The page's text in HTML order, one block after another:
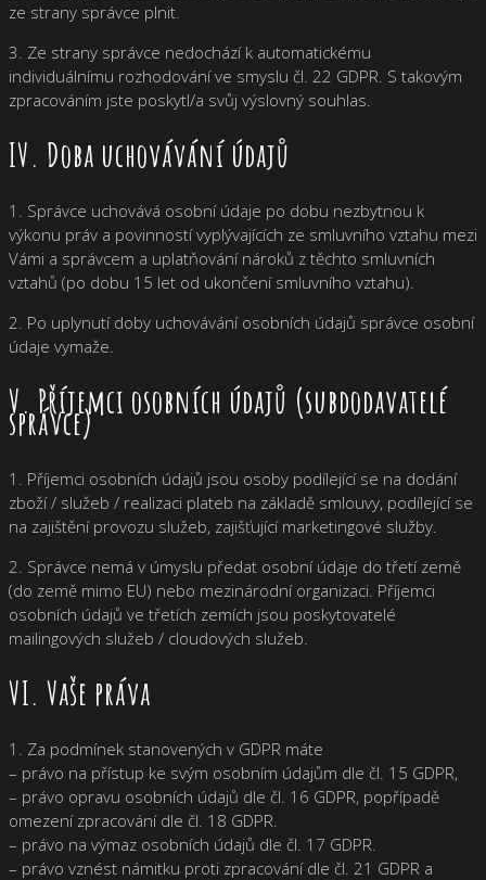
ze strany správce plnit.
3. Ze strany správce nedochází k automatickému
individuálnímu rozhodování ve smyslu čl. 22 GDPR. S takovým
zpracováním jste poskytl/a svůj výslovný souhlas.
IV. Doba uchovávání údajů
1. Správce uchovává osobní údaje po dobu nezbytnou k
výkonu práv a povinností vyplývajících ze smluvního vztahu mezi
Vámi a správcem a uplatňování nároků z těchto smluvních
vztahů (po dobu 15 let od ukončení smluvního vztahu).
2. Po uplynutí doby uchovávání osobních údajů správce osobní
údaje vymaže.
V. Příjemci osobních údajů (subdodavatelé
správce)
1. Příjemci osobních údajů jsou osoby podílející se na dodání
zboží / služeb / realizaci plateb na základě smlouvy, podílející se
na zajištění provozu služeb, zajišťující marketingové služby.
2. Správce nemá v úmyslu předat osobní údaje do třetí země
(do země mimo EU) nebo mezinárodní organizaci. Příjemci
osobních údajů ve třetích zemích jsou poskytovatelé
mailingových služeb / cloudových služeb.
VI. Vaše práva
1. Za podmínek stanovených v GDPR máte
– právo na přístup ke svým osobním údajům dle čl. 15 GDPR,
– právo opravu osobních údajů dle čl. 16 GDPR, popřípadě
omezení zpracování dle čl. 18 GDPR.
– právo na výmaz osobních údajů dle čl. 17 GDPR.
– právo vznést námitku proti zpracování dle čl. 21 GDPR a